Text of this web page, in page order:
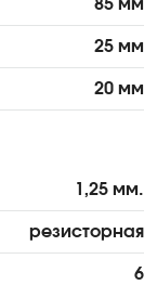
85 мм
25 мм
20 мм
1,25 мм.
резисторная
6